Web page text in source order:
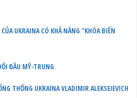
UKRAINA CÓ KHẢ NĂNG "KHÓA BIỂN
ĐẦU MỸ-TRUNG
THỐNG UKRAINA VLADIMIR ALEKSEIEVICH